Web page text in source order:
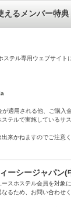
えるメンバー特典
ステル専用ウェブサイト
適用される他、ご購入
テルで実施しているサ
来かねますのでご注意く
ーシージャパン(
スホステル会員を対象
るため、お問い合わせく